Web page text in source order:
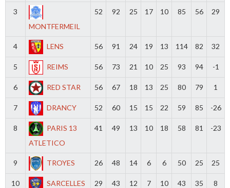
3
MONTFERMEIL
52 92 25 17 10 85 56 29
4 LENS 56 91 24 19 13 114 82 32
5 REIMS 56 73 21 10 25 93 94 -1
6 RED STAR 56 67 18 13 25 80 79 1
7 DRANCY 52 60 15 15 22 59 85 -26
8
PARIS 13
ATLETICO
41 49 13 10 18 58 81 -23
9 TROYES 26 48 14 6 6 50 25 25
10 SARCELLES 29 43 12 7 10 43 35 8